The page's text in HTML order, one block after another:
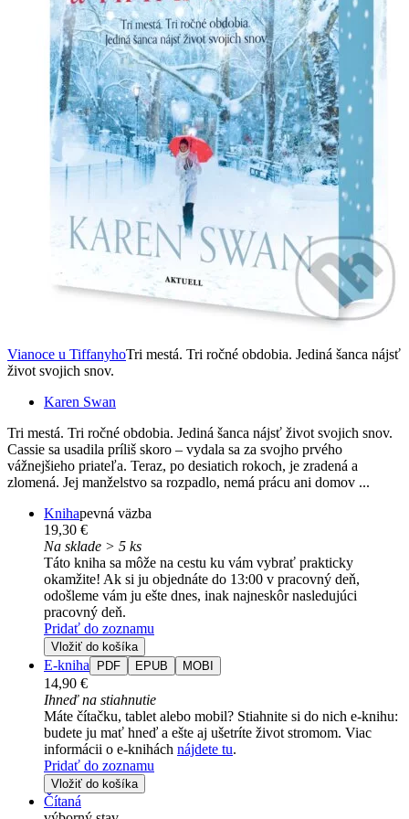
Vianoce u TiffanyhoTri mestá. Tri ročné obdobia. Jediná šanca nájsť
život svojich snov.
Karen Swan
Tri mestá. Tri ročné obdobia. Jediná šanca nájsť život svojich snov.
Cassie sa usadila príliš skoro – vydala sa za svojho prvého
vážnejšieho priateľa. Teraz, po desiatich rokoch, je zradená a
zlomená. Jej manželstvo sa rozpadlo, nemá prácu ani domov ...
Knihapevná väzba
19,30 €
Na sklade > 5 ks
Táto kniha sa môže na cestu ku vám vybrať prakticky
okamžite! Ak si ju objednáte do 13:00 v pracovný deň,
odošleme vám ju ešte dnes, inak najneskôr nasledujúci
pracovný deň.
Pridať do zoznamu
Vložiť do košíka
E-kniha PDF EPUB MOBI
14,90 €
Ihneď na stiahnutie
Máte čítačku, tablet alebo mobil? Stiahnite si do nich e-knihu:
budete ju mať hneď a ešte aj ušetríte život stromom. Viac
informácii o e-knihách nájdete tu.
Pridať do zoznamu
Vložiť do košíka
Čítaná